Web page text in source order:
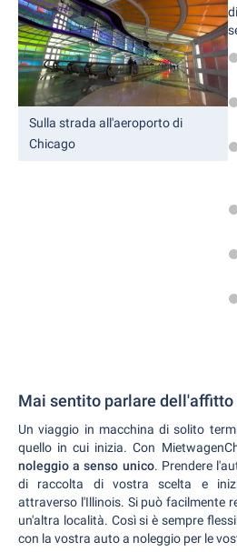
Sulla strada all'aeroporto di
Chicago
Mai sentito parlare dell'affitto
Un viaggio in macchina di solito
quello in cui inizia. Con
noleggio a senso unico. Prendere
di raccolta di vostra scelta e
attraverso l'Illinois. Si può facilmente
un'altra località. Così si è sempre
con la vostra auto a noleggio per le